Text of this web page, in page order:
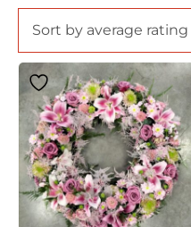
Sort by average rating